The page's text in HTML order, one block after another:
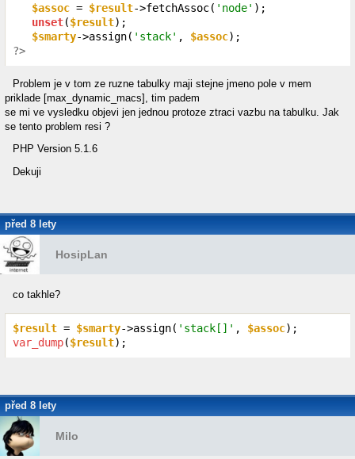
$assoc = $result->fetchAssoc( 'node' );
unset($result);
$smarty->assign( 'stack' , $assoc
?>
Problem je v tom ze ruzne tabulky maji stejne jmeno pole v mem
priklade [max_dynamic_macs], tim padem
se mi ve vysledku objevi jen jednou protoze ztraci vazbu na tabulku. Jak
se tento problem resi ?
PHP Version 5.1.6
Dekuji
před 8 lety
HosipLan
co takhle?
$result = $smarty->assign( 'stack[]' , $assoc
var_dump($result);
před 8 lety
Milo